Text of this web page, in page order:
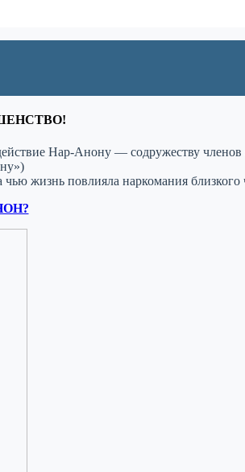
Нар-Анону — содружеству
жизнь повлияла наркомания близкого